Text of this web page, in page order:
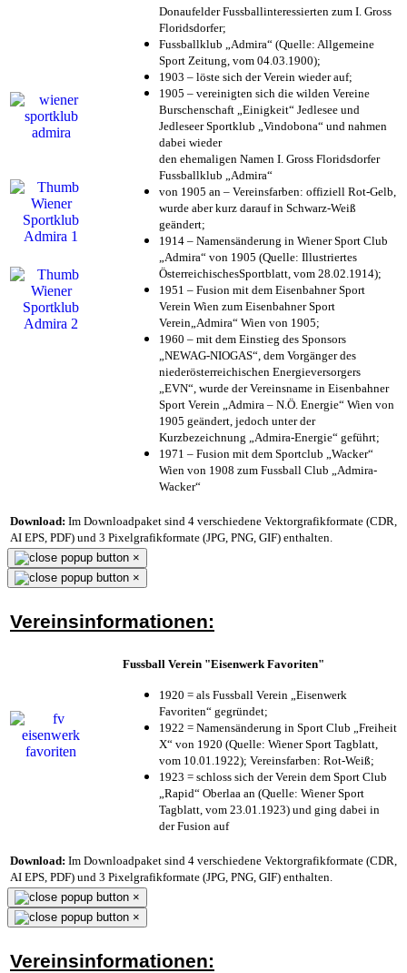
Donaufelder Fussballinteressierten zum I. Gross
Floridsdorfer;
Fussballklub „Admira“ (Quelle: Allgemeine
Sport Zeitung, vom 04.03.1900);
1903 – löste sich der Verein wieder auf;
1905 – vereinigten sich die wilden Vereine
Burschenschaft „Einigkeit“ Jedlesee und
Jedleseer Sportklub „Vindobona“ und nahmen
dabei wieder
den ehemaligen Namen I. Gross Floridsdorfer
Fussballklub „Admira“
von 1905 an – Vereinsfarben: offiziell Rot-Gelb,
wurde aber kurz darauf in Schwarz-Weiß
geändert;
1914 – Namensänderung in Wiener Sport Club
„Admira“ von 1905 (Quelle: Illustriertes
ÖsterreichischesSportblatt, vom 28.02.1914);
1951 – Fusion mit dem Eisenbahner Sport
Verein Wien zum Eisenbahner Sport
Verein„Admira“ Wien von 1905;
1960 – mit dem Einstieg des Sponsors
„NEWAG-NIOGAS“, dem Vorgänger des
niederösterreichischen Energieversorgers
„EVN“, wurde der Vereinsname in Eisenbahner
Sport Verein „Admira – N.Ö. Energie“ Wien von
1905 geändert, jedoch unter der
Kurzbezeichnung „Admira-Energie“ geführt;
1971 – Fusion mit dem Sportclub „Wacker“
Wien von 1908 zum Fussball Club „Admira-
Wacker“
Download: Im Downloadpaket sind 4 verschiedene Vektorgrafikformate (CDR,
AI EPS, PDF) und 3 Pixelgrafikformate (JPG, PNG, GIF) enthalten.
×
×
Vereinsinformationen:
Fussball Verein "Eisenwerk Favoriten"
1920 = als Fussball Verein „Eisenwerk
Favoriten“ gegründet;
1922 = Namensänderung in Sport Club „Freiheit
X“ von 1920 (Quelle: Wiener Sport Tagblatt,
vom 10.01.1922); Vereinsfarben: Rot-Weiß;
1923 = schloss sich der Verein dem Sport Club
„Rapid“ Oberlaa an (Quelle: Wiener Sport
Tagblatt, vom 23.01.1923) und ging dabei in
der Fusion auf
Download: Im Downloadpaket sind 4 verschiedene Vektorgrafikformate (CDR,
AI EPS, PDF) und 3 Pixelgrafikformate (JPG, PNG, GIF) enthalten.
×
×
Vereinsinformationen: